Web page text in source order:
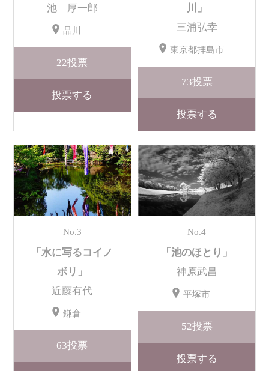
池 厚一郎
品川
22投票
投票する
川」
三浦弘幸
東京都拝島市
73投票
投票する
No.3
「水に写るコイノ
ボリ」
近藤有代
鎌倉
63投票
No.4
「池のほとり」
神原武昌
平塚市
52投票
投票する